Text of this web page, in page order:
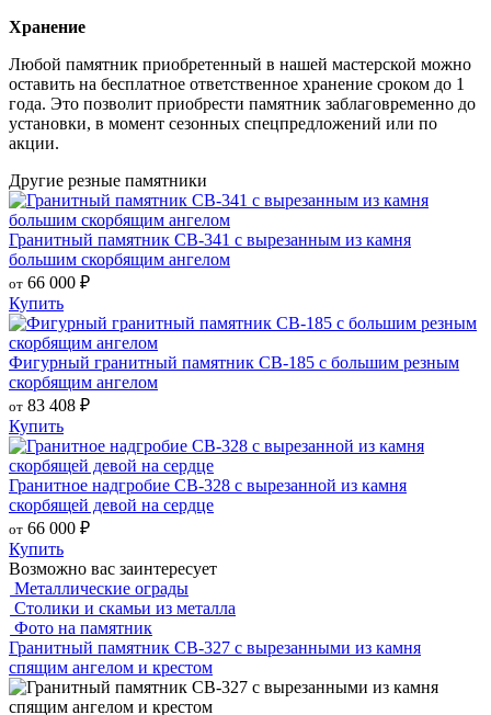
Хранение
Любой памятник приобретенный в нашей мастерской можно
оставить на бесплатное ответственное хранение сроком до 1
года. Это позволит приобрести памятник заблаговременно до
установки, в момент сезонных спецпредложений или по
акции.
Другие резные памятники
Гранитный памятник СВ-341 с вырезанным из камня
большим скорбящим ангелом
от 66 000 ₽
Купить
Фигурный гранитный памятник СВ-185 с большим резным
скорбящим ангелом
от 83 408 ₽
Купить
Гранитное надгробие СВ-328 с вырезанной из камня
скорбящей девой на сердце
от 66 000 ₽
Купить
Возможно вас заинтересует
Металлические ограды
Столики и скамьи из металла
Фото на памятник
Гранитный памятник СВ-327 с вырезанными из камня
спящим ангелом и крестом